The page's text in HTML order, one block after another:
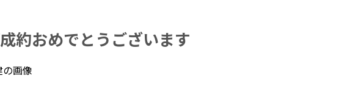
約おめでとうございます